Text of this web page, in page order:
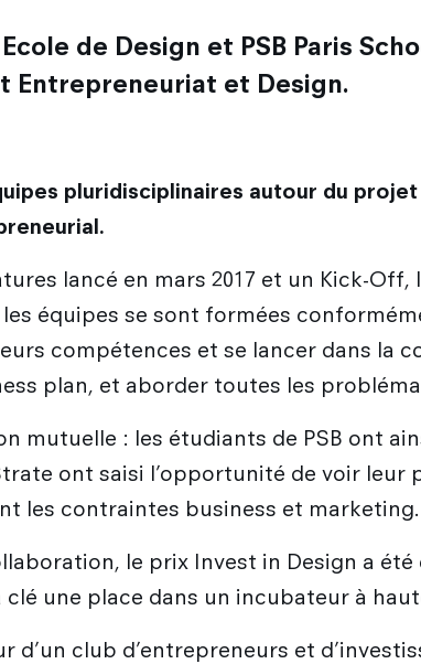
de Design et PSB Paris
Entrepreneuriat et Design.
pluridisciplinaires autour du
lancé en mars 2017 et un Kick-
équipes se sont formées
compétences et se lancer dans la
plan, et aborder toutes les
mutuelle : les étudiants de PSB ont
ont saisi l’opportunité de voir
les contraintes business et marketing.
le prix Invest in Design a
une place dans un incubateur à
d’un club d’entrepreneurs et